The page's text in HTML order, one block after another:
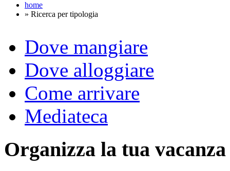
home
» Ricerca per tipologia
Dove mangiare
Dove alloggiare
Come arrivare
Mediateca
Organizza la tua vacanza